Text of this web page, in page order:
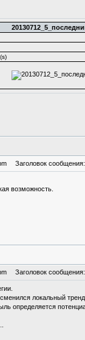
Заголовок сообщения:
возможность.
Заголовок сообщения:
локальный
определяется